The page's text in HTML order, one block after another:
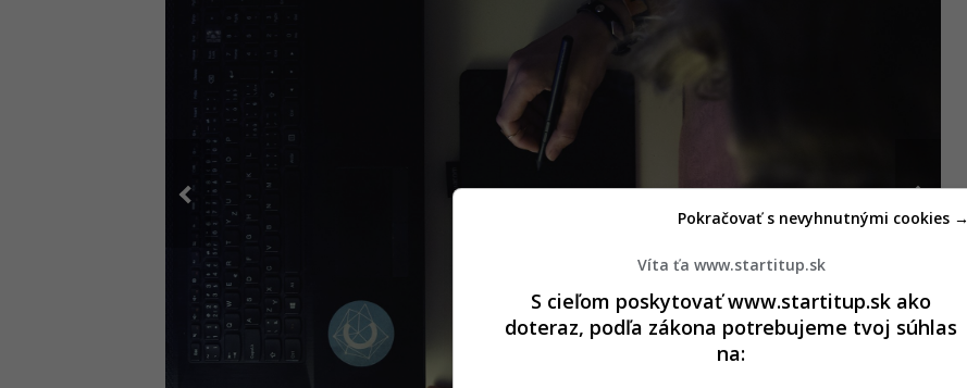
Víta ťa www.startitup.sk
S cieľom poskytovať www.startitup.sk ako
doteraz, podľa zákona potrebujeme tvoj súhlas
na:
Pokračovať s nevyhnutnými cookies →